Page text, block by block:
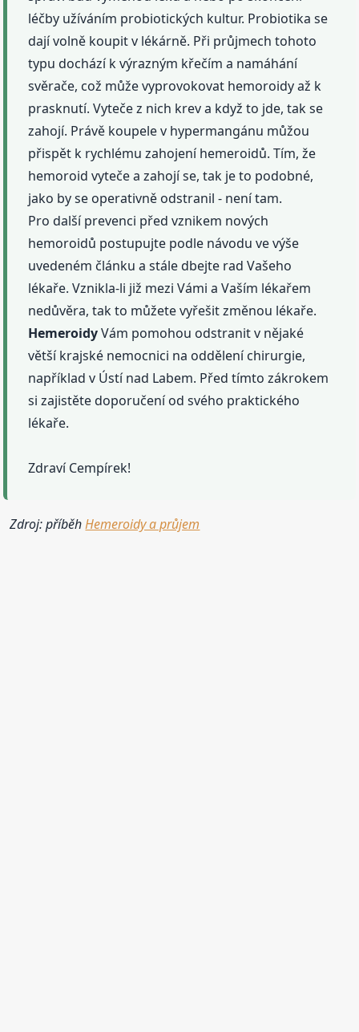
léčby užíváním probiotických kultur. Probiotika se
dají volně koupit v lékárně. Při průjmech tohoto
typu dochází k výrazným křečím a namáhání
svěrače, což může vyprovokovat hemoroidy až k
prasknutí. Vyteče z nich krev a když to jde, tak se
zahojí. Právě koupele v hypermangánu můžou
přispět k rychlému zahojení hemeroidů. Tím, že
hemoroid vyteče a zahojí se, tak je to podobné,
jako by se operativně odstranil - není tam.
Pro další prevenci před vznikem nových
hemoroidů postupujte podle návodu ve výše
uvedeném článku a stále dbejte rad Vašeho
lékaře. Vznikla-li již mezi Vámi a Vaším lékařem
nedůvěra, tak to můžete vyřešit změnou lékaře.
HemeroidyVám pomohou odstranit v nějaké
větší krajské nemocnici na oddělení chirurgie,
například v Ústí nad Labem. Před tímto zákrokem
si zajistěte doporučení od svého praktického
lékaře.
Zdraví Cempírek!
Zdroj: příběhHemeroidy a průjem